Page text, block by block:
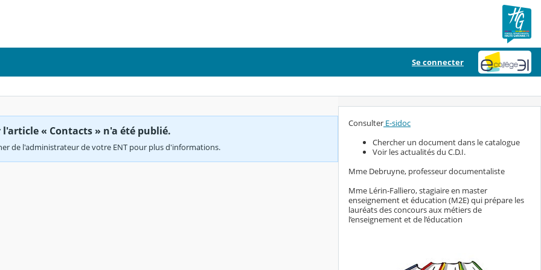
Se connecter
« Contacts » n'a été publié.
de l'administrateur de votre ENT pour plus d'informations.
Consulter E-sidoc
Chercher un document dans le catalogue
Voir les actualités du C.D.I.
Mme Debruyne, professeur documentaliste
Mme Lérin-Falliero, stagiaire en master
enseignement et éducation (M2E) qui prépare les
lauréats des concours aux métiers de
l’enseignement et de l’éducation